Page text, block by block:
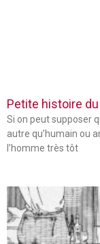
Petite histoire
Si on peut supposer
autre qu’humain ou
l’homme très tôt